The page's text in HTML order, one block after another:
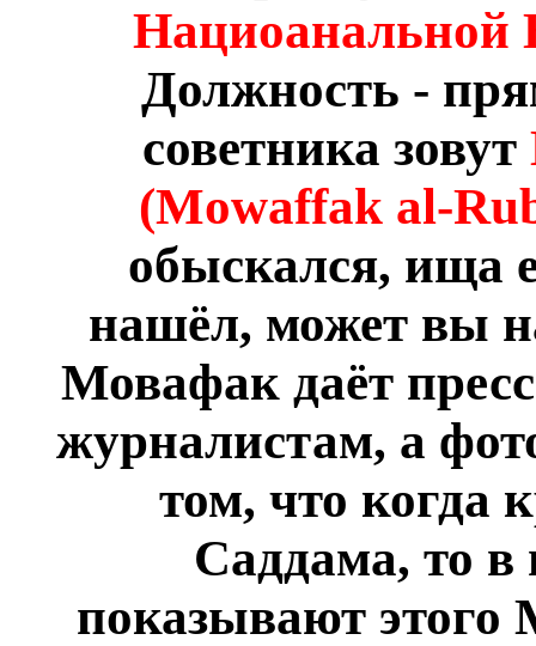
Нациоанальной
Должность -
советника зовут
(Mowaffak al-
обыскался, ища
нашёл, может вы
Мовафак даёт
журналистам, а
том, что когда
Саддама, то в
показывают